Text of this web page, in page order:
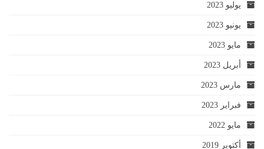
يوليو 2023
يونيو 2023
مايو 2023
أبريل 2023
مارس 2023
فبراير 2023
مايو 2022
أكتوبر 2019